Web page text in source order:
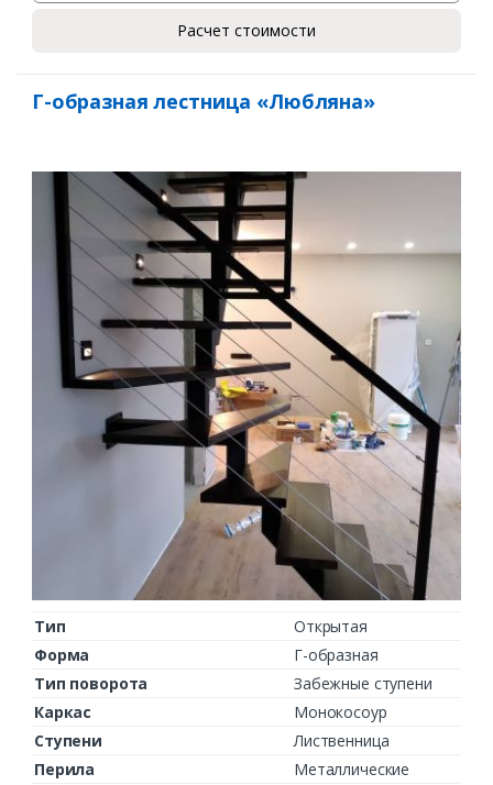
Комментарий к заказу
Расчет стоимости
Г-образная лестница «Любляна»
Тип
Открытая
Форма
Г-образная
Тип поворота
Забежные ступени
Каркас
Монокосоур
Ступени
Лиственница
Перила
Металлические